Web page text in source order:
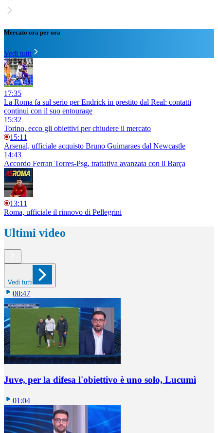
Mercato ora per ora
Vedi tutti
17:35
La Roma fa sul serio per Endrick in prestito dal Real: contatti
continui con il suo entourage
15:32
Torino, ecco gli obiettivi per chiudere il mercato
15:11
Arsenal, ufficiale acquisto Bruno Guimaraes dal Newcastle
14:43
Accordo Ferran Torres-Psg, trattativa avanzata con il Barça
13:11
Roma, ufficiale il rinnovo di Pellegrini
Ultimi video
Vedi tutti
00:47
Juve, per la difesa l'obiettivo è uno solo, Lucumì
01:04